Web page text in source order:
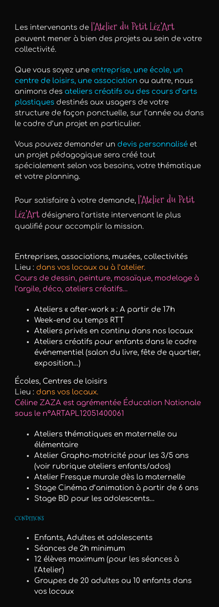
Les intervenants de l’Atelier du Petit Léz’Art
peuvent mener à bien des projets au sein de votre
collectivité.
Que vous soyez une entreprise, une école, un
centre de loisirs, une association ou autre, nous
animons des ateliers créatifs ou des cours d’arts
plastiques destinés aux usagers de votre
structure de façon ponctuelle, sur l’année ou dans
le cadre d’un projet en particulier.
Vous pouvez demander un devis personnalisé et
un projet pédagogique sera créé tout
spécialement selon vos besoins, votre thématique
et votre planning.
Pour satisfaire à votre demande, l’Atelier du Petit
Léz’Art désignera l’artiste intervenant le plus
qualifié pour accomplir la mission.
Entreprises, associations, musées, collectivités
Lieu : dans vos locaux ou à l’atelier.
Cours de dessin, peinture, mosaïque, modelage à
l’argile, déco, ateliers créatifs…
Ateliers « after-work » : A partir de 17h
Week-end ou temps RTT
Ateliers privés en continu dans nos locaux
Ateliers créatifs pour enfants dans le cadre
événementiel (salon du livre, fête de quartier,
exposition…)
Écoles, Centres de loisirs
Lieu : dans vos locaux.
Céline ZAZA est agrémentée Éducation Nationale
sous le n°ARTAPL12051400061
Ateliers thématiques en maternelle ou
élémentaire
Atelier Grapho-motricité pour les 3/5 ans
(voir rubrique ateliers enfants/ados)
Atelier Fresque murale dès la maternelle
Stage Cinéma d’animation à partir de 6 ans
Stage BD pour les adolescents…
CONDITIONS
Enfants, Adultes et adolescents
Séances de 2h minimum
12 élèves maximum (pour les séances à
l’Atelier)
Groupes de 20 adultes ou 10 enfants dans
vos locaux